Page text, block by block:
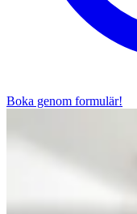
Boka genom formulär!